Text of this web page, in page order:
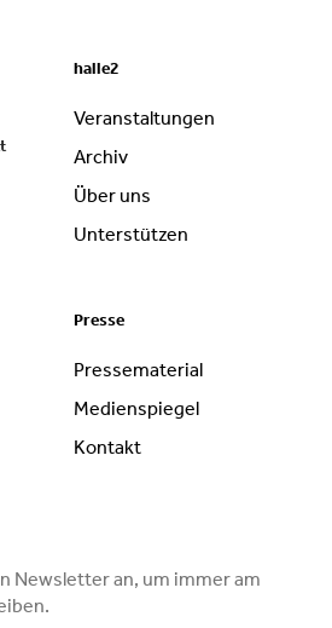
halle2
Veranstaltungen
Archiv
Über uns
Unterstützen
Presse
Pressematerial
Medienspiegel
Kontakt
Newsletter an, um immer am